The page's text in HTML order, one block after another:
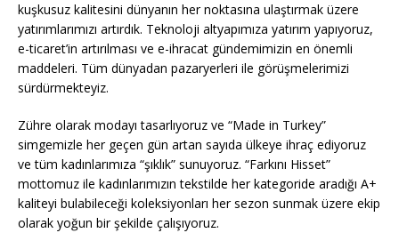
kuşkusuz kalitesini dünyanın her noktasına ulaştırmak üzere
yatırımlarımızı artırdık. Teknoloji altyapımıza yatırım yapıyoruz,
e-ticaret’in artırılması ve e-ihracat gündemimizin en önemli
maddeleri. Tüm dünyadan pazaryerleri ile görüşmelerimizi
sürdürmekteyiz.
Zühre olarak modayı tasarlıyoruz ve “Made in Turkey”
simgemizle her geçen gün artan sayıda ülkeye ihraç ediyoruz
ve tüm kadınlarımıza “şıklık” sunuyoruz. “Farkını Hisset”
mottomuz ile kadınlarımızın tekstilde her kategoride aradığı A+
kaliteyi bulabileceği koleksiyonları her sezon sunmak üzere ekip
olarak yoğun bir şekilde çalışıyoruz.